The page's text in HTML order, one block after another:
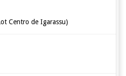
Centro de Igarassu)